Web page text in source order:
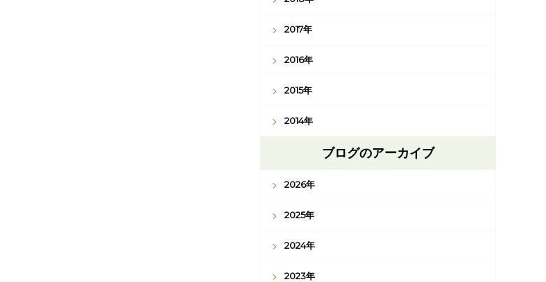
2017年
2016年
2015年
2014年
ブログのアーカイブ
2026年
2025年
2024年
2023年